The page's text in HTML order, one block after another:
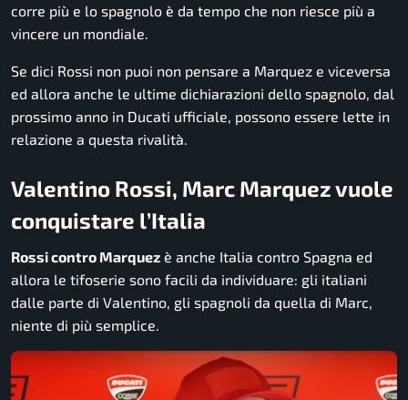
corre più e lo spagnolo è da tempo che non riesce più a
vincere un mondiale.
Se dici Rossi non puoi non pensare a Marquez e viceversa
ed allora anche le ultime dichiarazioni dello spagnolo, dal
prossimo anno in Ducati ufficiale, possono essere lette in
relazione a questa rivalità.
Valentino Rossi, Marc Marquez vuole
conquistare l’Italia
Rossi contro Marquez è anche Italia contro Spagna ed
allora le tifoserie sono facili da individuare: gli italiani
dalle parte di Valentino, gli spagnoli da quella di Marc,
niente di più semplice.